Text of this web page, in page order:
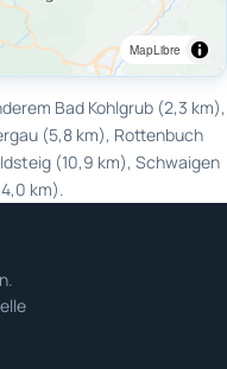
MapLibre
Bad Kohlgrub (2,3 km),
(5,8 km), Rottenbuch
(10,9 km), Schwaigen
km).